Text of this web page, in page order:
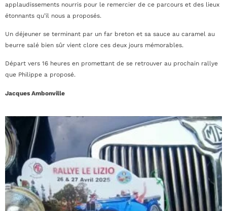
applaudissements nourris pour le remercier de ce parcours et des lieux
étonnants qu’il nous a proposés.
Un déjeuner se terminant par un far breton et sa sauce au caramel au
beurre salé bien sûr vient clore ces deux jours mémorables.
Départ vers 16 heures en promettant de se retrouver au prochain rallye
que Philippe a proposé.
Jacques Ambonville